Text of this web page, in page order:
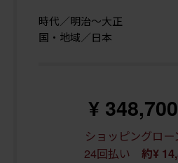
時代／明治〜大正
国・地域／日本
¥ 348,700
ショッピングロ
24回払い 約¥